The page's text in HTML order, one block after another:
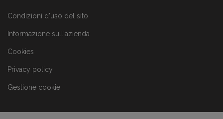
Condizioni d'uso del sito
Informazione sull'azienda
Cookies
Privacy policy
Gestione cookie